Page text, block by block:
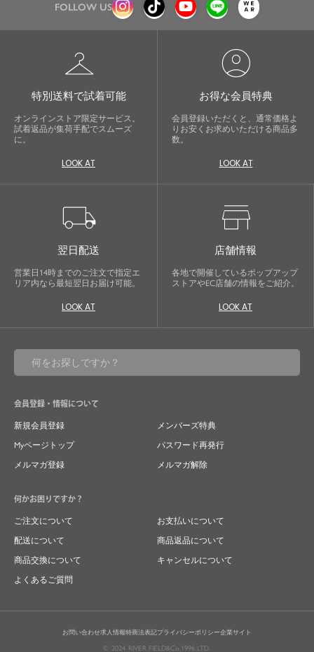
FOLLOW US
checkroom
特別送料で試着可能
オンラインストア限定サービス。
試着返品が集荷手配でスムーズ
に。
LOOK AT
account_circle
お得な会員特典
会員登録いただくと、通常価格よ
りお安くお求めいただける商品多
数。
LOOK AT
local_shipping
翌日配送
営業日14時までのご注文で指定エ
リア内なら最短翌日お届け可能。
LOOK AT
store
店舗情報
各地で開催しているポップアップ
ストアやEC店舗の情報をご紹介。
LOOK AT
会員登録・情報について
新規会員登録
メンバーズ特典
Myページトップ
パスワード再発行
メルマガ登録
メルマガ解除
何かお困りですか？
ご注文について
お支払いについて
配送について
商品返品について
商品交換について
キャンセルについて
よくあるご質問
お問い合わせ求人情報特商法表記プライバシーポリシー企業サイト
© 2024 RIVER FIELD&Co.1996,LTD.